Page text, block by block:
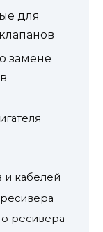
для
замене
и кабелей
ресивера